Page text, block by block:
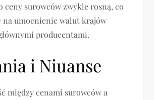
ceny surowców zwykle rosną, co
na umocnienie walut krajów
producentami.
i Niuanse
między cenami surowców a